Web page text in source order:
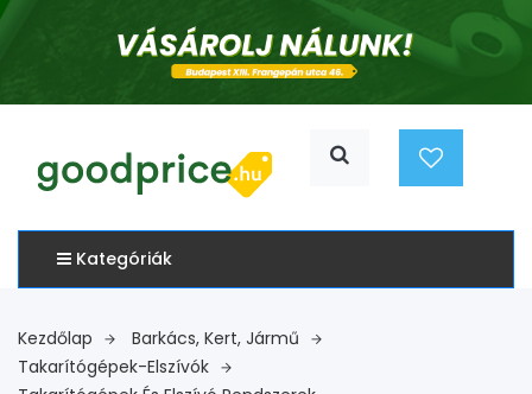
Kategóriák
Kezdőlap
Barkács, Kert, Jármű
Takarítógépek-Elszívók